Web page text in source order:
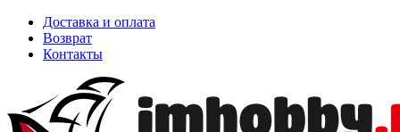
Доставка и оплата
Возврат
Контакты